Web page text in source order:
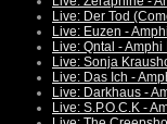
Live: Der Tod
Live: Euzen -
Live: Qntal -
Live: Sonja
Live: Das Ich -
Live: Darkhaus -
Live: S.P.O.C.K -